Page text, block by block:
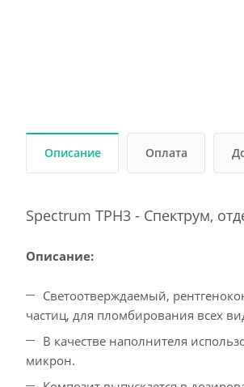
Описание Оплата
Spectrum TPH3 - Спектрум,
Описание:
Светоотверждаемый,
частиц, для пломбирования всех
В качестве наполнителя
микрон.